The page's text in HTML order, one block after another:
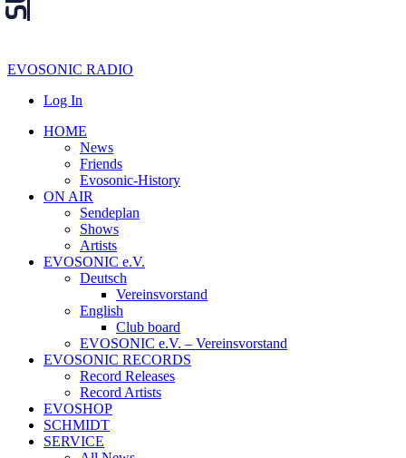
EVOSONIC RADIO
Log In
HOME
News
Friends
Evosonic-History
ON AIR
Sendeplan
Shows
Artists
EVOSONIC e.V.
Deutsch
Vereinsvorstand
English
Club board
EVOSONIC e.V. ‒ Vereinsvorstand
EVOSONIC RECORDS
Record Releases
Record Artists
EVOSHOP
SCHMIDT
SERVICE